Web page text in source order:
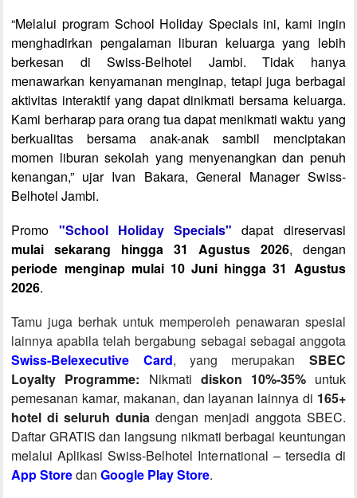
“Melalui program School Holiday Specials ini, kami ingin
menghadirkan pengalaman liburan keluarga yang lebih
berkesan di Swiss-Belhotel Jambi. Tidak hanya
menawarkan kenyamanan menginap, tetapi juga berbagai
aktivitas interaktif yang dapat dinikmati bersama keluarga.
Kami berharap para orang tua dapat menikmati waktu yang
berkualitas bersama anak-anak sambil menciptakan
momen liburan sekolah yang menyenangkan dan penuh
kenangan,” ujar Ivan Bakara, General Manager Swiss-
Belhotel Jambi.
Promo "School Holiday Specials" dapat direservasi
mulai sekarang hingga 31 Agustus 2026, dengan
periode menginap mulai 10 Juni hingga 31 Agustus
2026.
Tamu juga berhak untuk memperoleh penawaran spesial
lainnya apabila telah bergabung sebagai sebagai anggota
Swiss-Belexecutive Card, yang merupakan SBEC
Loyalty Programme: Nikmati diskon 10%-35%untuk
pemesanan kamar, makanan, dan layanan lainnya di 165+
hotel di seluruh dunia dengan menjadi anggota SBEC.
Daftar GRATIS dan langsung nikmati berbagai keuntungan
melalui Aplikasi Swiss-Belhotel International – tersedia di
App StoredanGoogle Play Store.